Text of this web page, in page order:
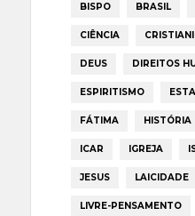
BISPO BRASIL
CIÊNCIA
DEUS DIREITOS
ESPIRITISMO
FÁTIMA HISTÓRIA
ICAR IGREJA
JESUS LAICIDADE
LIVRE-PENSAMENTO